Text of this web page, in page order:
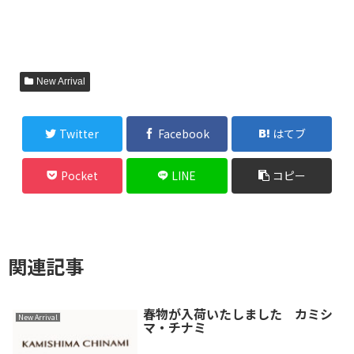
New Arrival
Twitter Facebook はてブ
Pocket LINE コピー
関連記事
New Arrival 春物が入荷いたしました カミシ
マ・チナミ